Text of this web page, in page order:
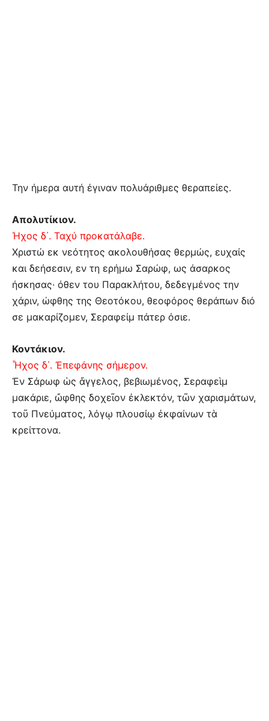
Την ήμερα αυτή έγιναν πολυάριθμες θεραπείες.
Απολυτίκιον.
Ήχος δ΄. Ταχύ προκατάλαβε.
Χριστώ εκ νεότητος ακολουθήσας θερμώς, ευχαίς
και δεήσεσιν, εν τη ερήμω Σαρώφ, ως άσαρκος
ήσκησας· όθεν του Παρακλήτου, δεδεγμένος την
χάριν, ώφθης της Θεοτόκου, θεοφόρος θεράπων διό
σε μακαρίζομεν, Σεραφείμ πάτερ όσιε.
Κοντάκιον.
Ἦχος δ΄. Ἐπεφάνης σήμερον.
Ἐν Σάρωφ ὡς ἄγγελος, βεβιωμένος, Σεραφεὶμ
μακάριε, ὤφθης δοχεῖον ἐκλεκτόν, τῶν χαρισμάτων,
τοῦ Πνεύματος, λόγῳ πλουσίῳ ἐκφαίνων τὰ
κρείττονα.